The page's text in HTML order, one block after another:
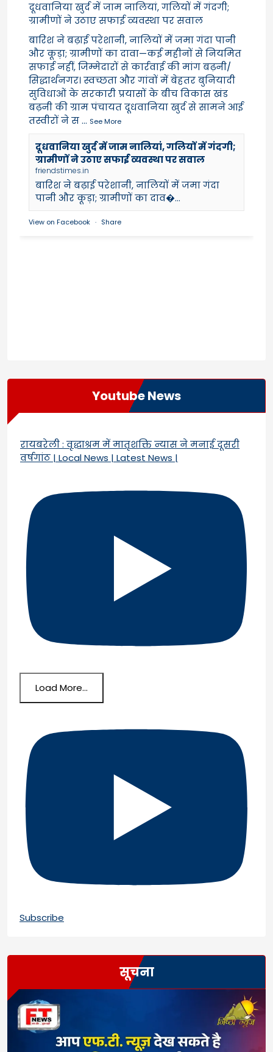
दूधवानिया खुर्द में जाम नालियां, गलियों में गंदगी;
ग्रामीणों ने उठाए सफाई व्यवस्था पर सवाल
बारिश ने बढ़ाई परेशानी, नालियों में जमा गंदा पानी
और कूड़ा; ग्रामीणों का दावा—कई महीनों से नियमित
सफाई नहीं, जिम्मेदारों से कार्रवाई की मांग बढ़नी/
सिद्धार्थनगर। स्वच्छता और गांवों में बेहतर बुनियादी
सुविधाओं के सरकारी प्रयासों के बीच विकास खंड
बढ़नी की ग्राम पंचायत दूधवानिया खुर्द से सामने आई
तस्वीरों ने स... See More
दूधवानिया खुर्द में जाम नालियां, गलियों में गंदगी;
ग्रामीणों ने उठाए सफाई व्यवस्था पर सवाल
friendstimes.in
बारिश ने बढ़ाई परेशानी, नालियों में जमा गंदा
पानी और कूड़ा; ग्रामीणों का दाव�...
View on Facebook · Share
Youtube News
रायबरेली : वृद्धाश्रम में मातृशक्ति न्यास ने मनाई दूसरी
वर्षगांठ | Local News | Latest News |
Load More...
Subscribe
सूचना